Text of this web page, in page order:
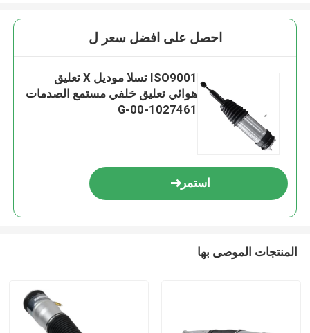
احصل على افضل سعر ل
ISO9001 تسلا موديل X تعليق
هوائي تعليق خلفي مستمع الصدمات
1027461-00-G
استمر
المنتجات الموصى بها